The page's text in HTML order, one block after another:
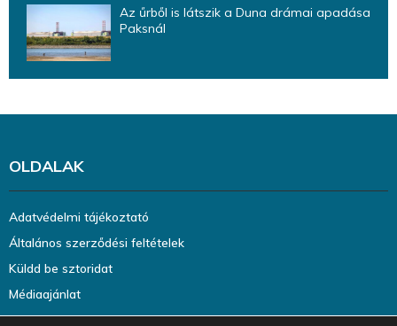
Az űrből is látszik a Duna drámai apadása
Paksnál
OLDALAK
Adatvédelmi tájékoztató
Általános szerződési feltételek
Küldd be sztoridat
Médiaajánlat